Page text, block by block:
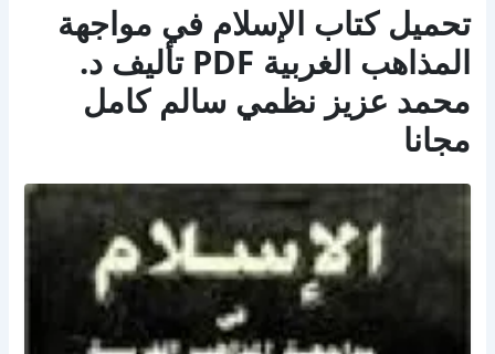
تحميل كتاب الإسلام في مواجهة
المذاهب الغربية PDF تأليف د.
محمد عزيز نظمي سالم كامل
مجانا